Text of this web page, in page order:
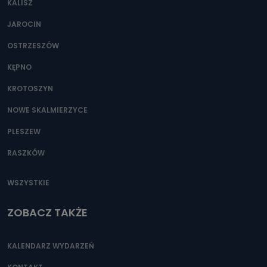
Można to zrobić pod numerem telefonu 62 735-51-05 lub
KALISZ
JAROCIN
OSTRZESZÓW
KĘPNO
KROTOSZYN
NOWE SKALMIERZYCE
PLESZEW
RASZKÓW
WSZYSTKIE
ZOBACZ TAKŻE
KALENDARZ WYDARZEŃ